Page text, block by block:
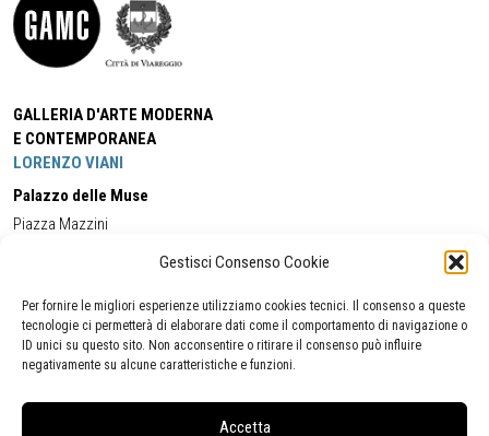
Gestisci Consenso Cookie
Per fornire le migliori esperienze utilizziamo cookies tecnici. Il consenso a queste
tecnologie ci permetterà di elaborare dati come il comportamento di navigazione o
ID unici su questo sito. Non acconsentire o ritirare il consenso può influire
negativamente su alcune caratteristiche e funzioni.
Accetta
GALLERIA D'ARTE MODERNA
E CONTEMPORANEA
LORENZO VIANI
Palazzo delle Muse
Piazza Mazzini
Cell:+39 338 5714978 (orario apertura Galleria)
Tel:
+39 0584 944580
(orario 09.00/13.00)
Email:gamc@comune.viareggio.lu.it
Segnalazione di inaccessibilità